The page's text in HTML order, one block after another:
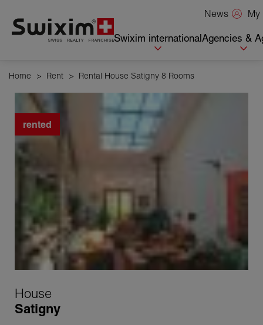
News
Swixim internationalAgencies &
Home > Rent > Rental House Satigny 8 Rooms
rented
House
Satigny